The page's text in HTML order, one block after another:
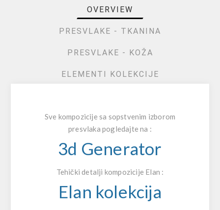
OVERVIEW
PRESVLAKE - TKANINA
PRESVLAKE - KOŽA
ELEMENTI KOLEKCIJE
Sve kompozicije sa sopstvenim izborom
presvlaka pogledajte na :
3d Generator
Tehički detalji kompozicije Elan :
Elan kolekcija